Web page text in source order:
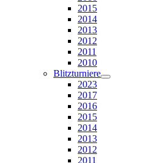
2015
2014
2013
2012
2011
2010
Blitzturniere
2023
2017
2016
2015
2014
2013
2012
2011